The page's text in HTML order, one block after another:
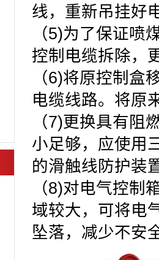
线，重新吊挂好
（5)为了保证喷
控制电缆拆除，
（6)将原控制盒
电缆线路。将原
（7)更换具有阻
小足够，应使用
的滑触线防护装
（8)对电气控制
域较大，可将电
坠落，减少不安